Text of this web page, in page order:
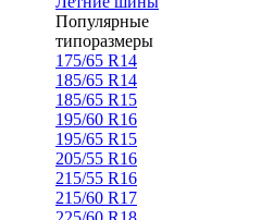
Популярные
типоразмеры
175/65 R14
185/65 R14
185/65 R15
195/60 R16
195/65 R15
205/55 R16
215/55 R16
215/60 R17